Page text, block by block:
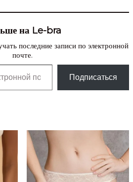
на Le-bra
последние записи по электронной
почте.
Подписаться